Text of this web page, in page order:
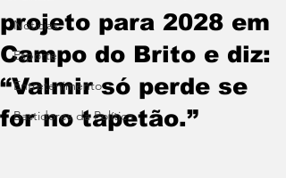
Notícias
Esporte
Entretenimento
Bastidores da Política
projeto para 2028 em
Campo do Brito e diz:
“Valmir só perde se
for no tapetão.”